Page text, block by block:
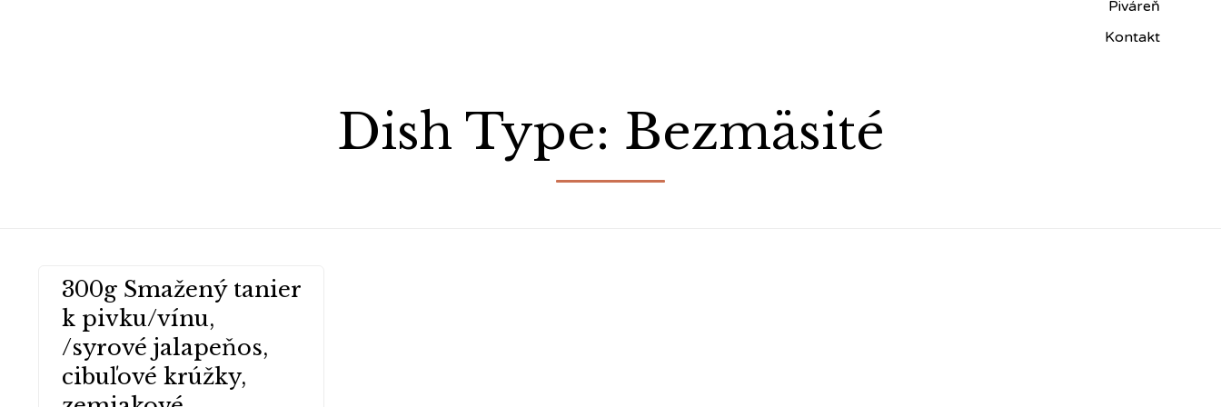
Piváreň
Kontakt
Dish Type: Bezmäsité
300g Smažený tanier
k pivku/vínu,
/syrové jalapeňos,
cibuľové krúžky,
Kruhovka
Naši skúsení kuchári pripravujú pizzu a jedlá vysokej
kvality. Pozývame vás vyskúšať naše vynikajúce menu.
Aktuality a novinky